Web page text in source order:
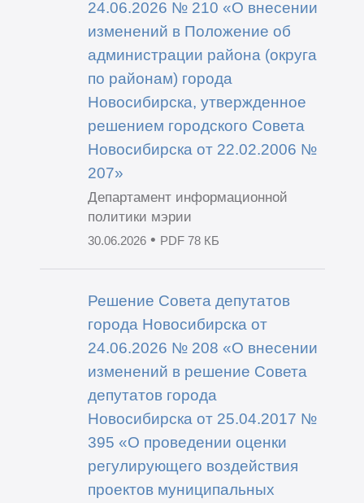
24.06.2026 № 210 «О внесении
изменений в Положение об
администрации района (округа
по районам) города
Новосибирска, утвержденное
решением городского Совета
Новосибирска от 22.02.2006 №
207»
Департамент информационной
политики мэрии
30.06.2026• PDF 78 КБ
Решение Совета депутатов
города Новосибирска от
24.06.2026 № 208 «О внесении
изменений в решение Совета
депутатов города
Новосибирска от 25.04.2017 №
395 «О проведении оценки
регулирующего воздействия
проектов муниципальных